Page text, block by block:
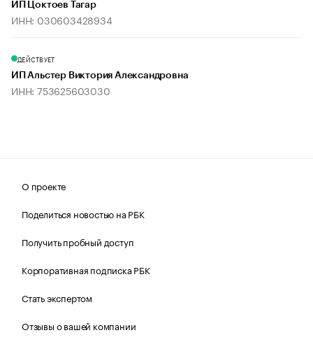
ИП Цоктоев Тагар
ИНН: 030603428934
ДЕЙСТВУЕТ
ИП Альстер Виктория Александровна
ИНН: 753625603030
О проекте
Поделиться новостью на РБК
Получить пробный доступ
Корпоративная подписка РБК
Стать экспертом
Отзывы о вашей компании